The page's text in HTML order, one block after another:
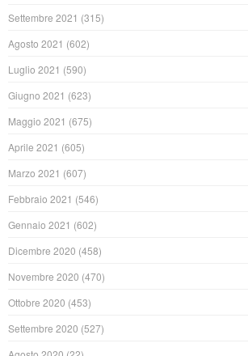
Settembre 2021 (315)
Agosto 2021 (602)
Luglio 2021 (590)
Giugno 2021 (623)
Maggio 2021 (675)
Aprile 2021 (605)
Marzo 2021 (607)
Febbraio 2021 (546)
Gennaio 2021 (602)
Dicembre 2020 (458)
Novembre 2020 (470)
Ottobre 2020 (453)
Settembre 2020 (527)